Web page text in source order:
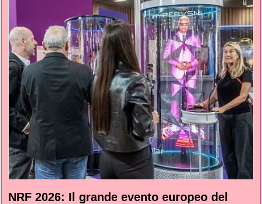
NRF 2026: Il grande evento europeo del